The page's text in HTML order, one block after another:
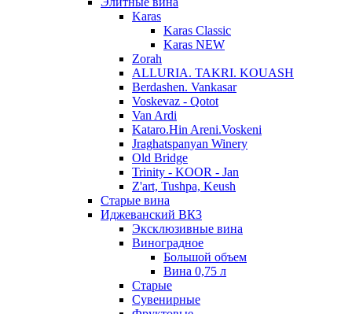
Karas
Karas Classic
Karas NEW
Zorah
ALLURIA. TAKRI. KOUASH
Berdashen. Vankasar
Voskevaz - Qotot
Van Ardi
Kataro.Hin Areni.Voskeni
Jraghatspanyan Winery
Old Bridge
Trinity - KOOR - Jan
Z'art, Tushpa, Keush
Старые вина
Иджеванский ВК3
Эксклюзивные вина
Виноградное
Большой объем
Вина 0,75 л
Старые
Сувенирные